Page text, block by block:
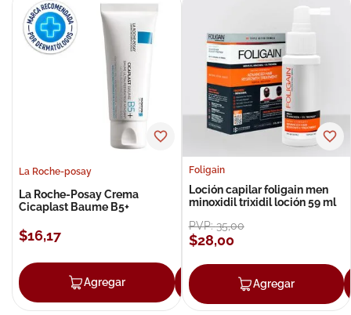
La Roche-posay
La Roche-Posay Crema
Cicaplast Baume B5+
$16,17
Agregar Agregar
Foligain
Loción capilar foligain men
minoxidil trixidil loción 59 ml
PVP:35,00
$28,00
Agregar